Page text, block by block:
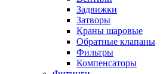
Задвижки
Затворы
Краны шаровые
Обратные клапаны
Фильтры
Компенсаторы